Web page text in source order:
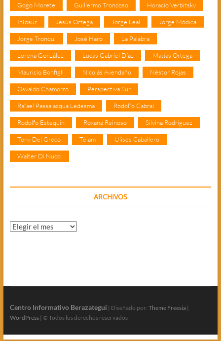
Gogo Morete Guillermo Troncoso Horacio Verbitsky
Infosur Jesús Ortega Jorge Leal Jorge Módica
Jorge Tronqui José Haro La Palabra
Lorena González Lucas Gabriel Díaz Matías Ortega
Mauricio Bonfigli Nicolás Avendaño Néstor Rojas
Osvaldo Chamorro Perspectiva Sur
Rafael Passalacqua Ledesma Rodolfo Cabral
Rodolfo Estequin Roxana Reinoso Silvina Rodríguez
Tony Del Greco Télam Ulises Caballero
Walter Di Nucci
ARCHIVOS
Archivos
Centro Informativo Berazategui | Diseñado por: Theme Freesia|
WordPress| © Todos los derechos reservados